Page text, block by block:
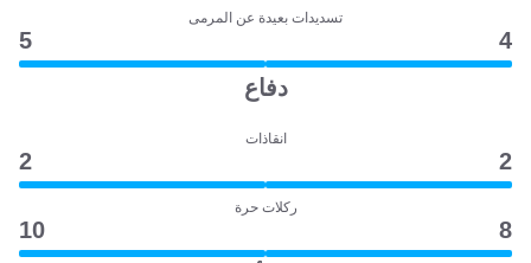
تسديدات بعيدة عن المرمى
4
5
دفاع
انقاذات
2
2
ركلات حرة
8
10